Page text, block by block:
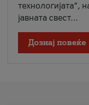
технологијата“,
јавната свест...
Дознај повеќе